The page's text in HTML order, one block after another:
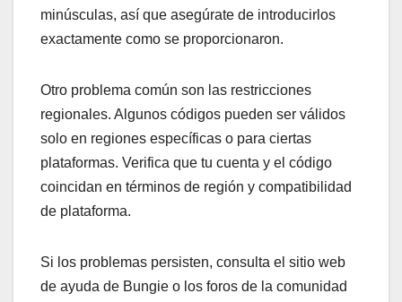
minúsculas, así que asegúrate de introducirlos
exactamente como se proporcionaron.
Otro problema común son las restricciones
regionales. Algunos códigos pueden ser válidos
solo en regiones específicas o para ciertas
plataformas. Verifica que tu cuenta y el código
coincidan en términos de región y compatibilidad
de plataforma.
Si los problemas persisten, consulta el sitio web
de ayuda de Bungie o los foros de la comunidad